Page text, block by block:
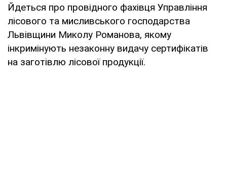
Йдеться про провідного фахівця Управління
лісового та мисливського господарства
Львівщини Миколу Романова, якому
інкримінують незаконну видачу сертифікатів
на заготівлю лісової продукції.